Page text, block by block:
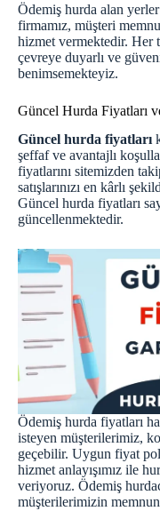
Ödemiş hurda alan
firmamız, müşteri
hizmet vermektedir. Her
çevreye duyarlı ve
benimsemekteyiz.
Güncel Hurda Fiyatları
Güncel hurda fiyatları
şeffaf ve avantajlı
fiyatlarını sitemizden
satışlarınızı en kârlı
Güncel hurda fiyatları
güncellenmektedir.
Ödemiş hurda fiyatları
isteyen müşterilerimiz,
geçebilir. Uygun fiyat
hizmet anlayışımız ile
veriyoruz. Ödemiş
müşterilerimizin